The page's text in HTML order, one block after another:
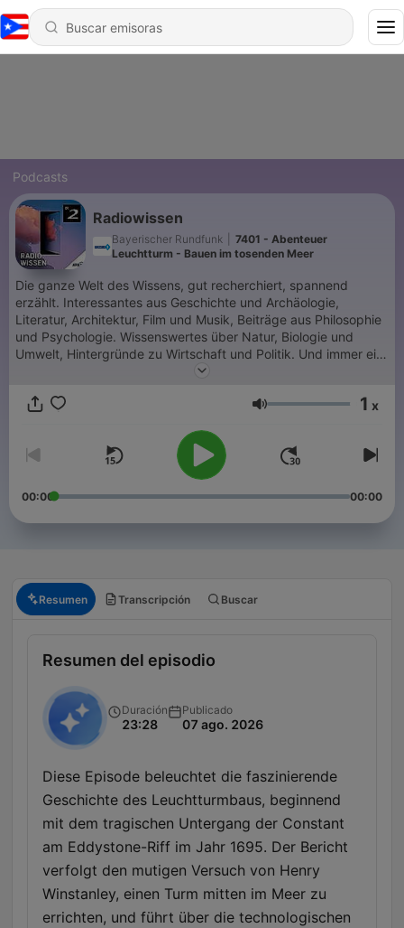
Podcasts
Radiowissen
Bayerischer Rundfunk
7401 - Abenteuer
Leuchtturm - Bauen im tosenden Meer
Die ganze Welt des Wissens, gut recherchiert, spannend
erzählt. Interessantes aus Geschichte und Archäologie,
Literatur, Architektur, Film und Musik, Beiträge aus Philosophie
und Psychologie. Wissenswertes über Natur, Biologie und
Umwelt, Hintergründe zu Wirtschaft und Politik. Und immer ein
Volumen 1 x
00:00 00:00
Resumen Transcripción Buscar
Resumen del episodio
Duración
23:28
Publicado
07 ago. 2026
Diese Episode beleuchtet die faszinierende
Geschichte des Leuchtturmbaus, beginnend
mit dem tragischen Untergang der Constant
am Eddystone-Riff im Jahr 1695. Der Bericht
verfolgt den mutigen Versuch von Henry
Winstanley, einen Turm mitten im Meer zu
errichten, und führt über die technologischen